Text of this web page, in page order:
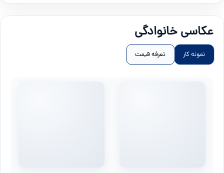
عکاسی خانوادگی
نمونه کار تعرفه قیمت